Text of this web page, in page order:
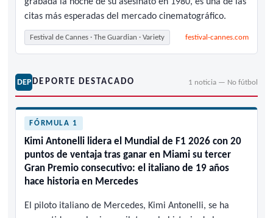
citas más esperadas del mercado cinematográfico.
Festival de Cannes · The Guardian · Variety festival-cannes.com
DEPDEPORTE DESTACADO 1 noticia — No fútbol
FÓRMULA 1
Kimi Antonelli lidera el Mundial de F1 2026 con 20
puntos de ventaja tras ganar en Miami su tercer
Gran Premio consecutivo: el italiano de 19 años
hace historia en Mercedes
El piloto italiano de Mercedes, Kimi Antonelli, se ha